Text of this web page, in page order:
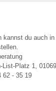
kannst du auch in
List-Platz 1,
62 - 35 19